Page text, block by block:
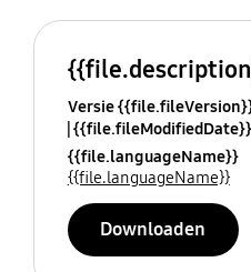
Versie
{{file.fileModifiedDate}}
{{file.languageName}}
{{file.languageName}}
Downloaden